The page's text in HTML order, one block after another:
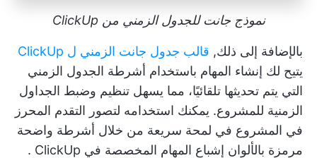
نموذج جانت للجدول الزمني من ClickUp
بالإضافة إلى ذلك, قالب جدول جانت الزمني ل ClickUp
يتيح لك إنشاء المهام باستخدام أشرطة الجدول الزمني
التي يتم تحديثها تلقائيًا، مما يسهل تنظيم وضبط الجداول
الزمنية للمشروع. يمكنك استخدامه لتصور التقدم المحرز
في المشروع في لمحة سريعة من خلال أشرطة واضحة
مرمزة بالألوان إشباع المهام المخصصة في ClickUp .